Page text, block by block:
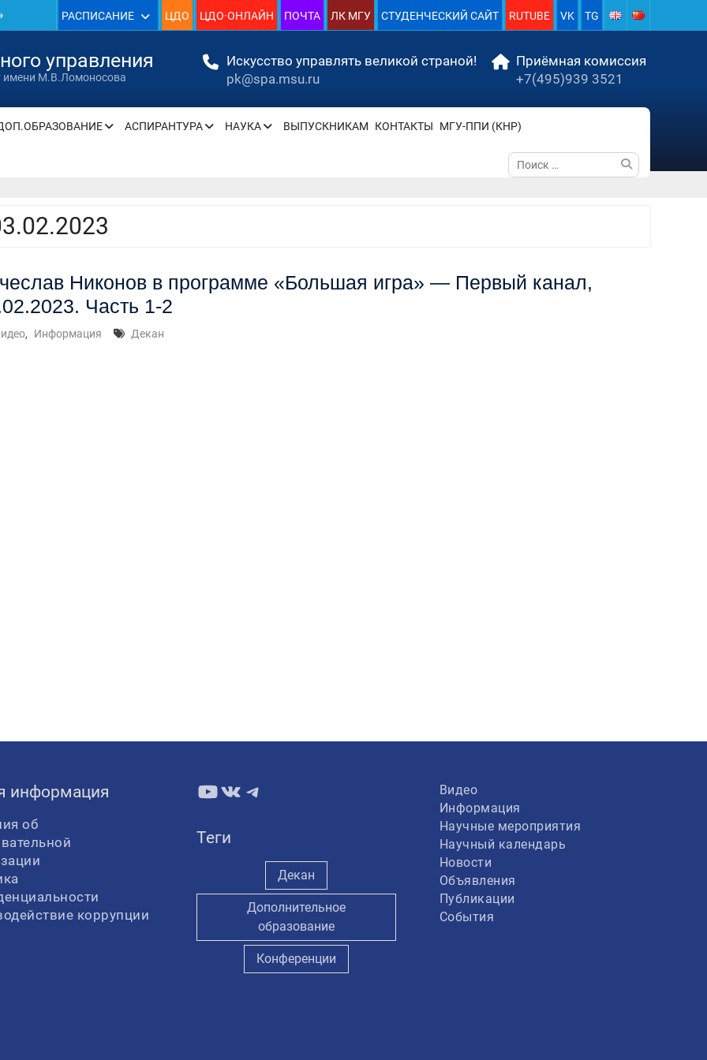
—
—
—
РАСПИСАНИЕ ЦДО ЦДО·ОНЛАЙН ПОЧТА ЛК МГУ СТУДЕНЧЕСКИЙ САЙТ RUTUBE VK TG
управления
имени М.В.Ломоносова
Искусство управлять великой страной!
pk@spa.msu.ru
Приёмная комиссия
+7(495)939 3521
АСПИРАНТУРА НАУКА ВЫПУСКНИКАМ КОНТАКТЫ МГУ-ППИ (КНР)
Поиск
по:
Никонов в программе «Большая игра» — Первый канал,
Часть 1-2
, Информация Декан
информация
об
коррупции
YouTube
ВКонтакте
Telegram
Теги
Декан
Дополнительное
образование
Конференции
Видео
Информация
Научные мероприятия
Научный календарь
Новости
Объявления
Публикации
События